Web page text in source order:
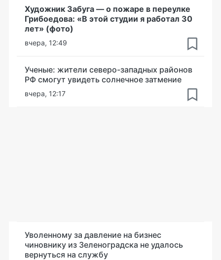
Художник Забуга — о пожаре в переулке
Грибоедова: «В этой студии я работал 30
лет» (фото)
вчера, 12:49
Ученые: жители северо-западных районов
РФ смогут увидеть солнечное затмение
вчера, 12:17
Уволенному за давление на бизнес
чиновнику из Зеленоградска не удалось
вернуться на службу